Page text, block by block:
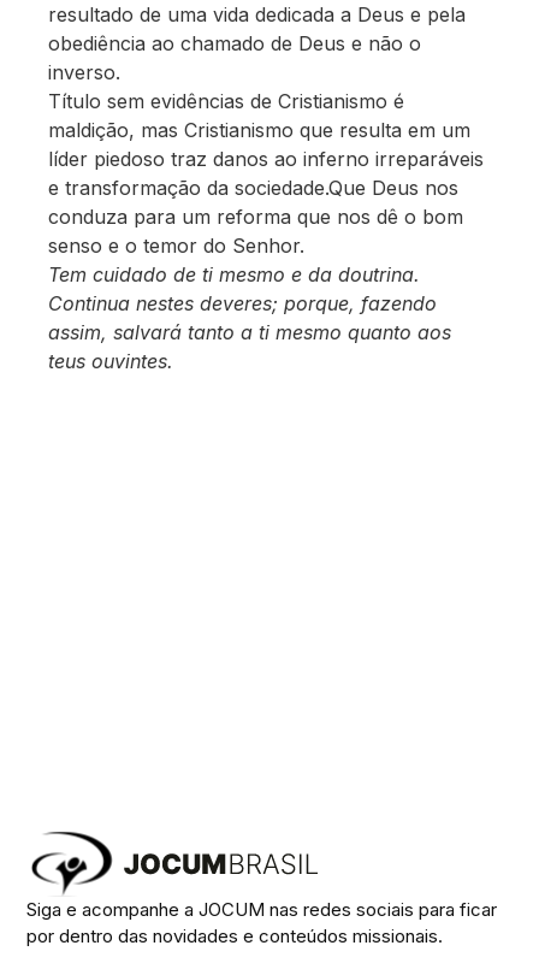
resultado de uma vida dedicada a Deus e pela
obediência ao chamado de Deus e não o
inverso.
Título sem evidências de Cristianismo é
maldição, mas Cristianismo que resulta em um
líder piedoso traz danos ao inferno irreparáveis
e transformação da sociedade.Que Deus nos
conduza para um reforma que nos dê o bom
senso e o temor do Senhor.
Tem cuidado de ti mesmo e da doutrina.
Continua nestes deveres; porque, fazendo
assim, salvará tanto a ti mesmo quanto aos
teus ouvintes.
Siga e acompanhe a JOCUM nas redes sociais para ficar
por dentro das novidades e conteúdos missionais.